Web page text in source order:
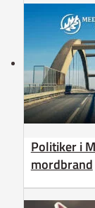
Politiker i
mordbrand